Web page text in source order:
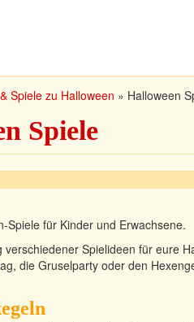
Spiele zu Halloween » Halloween
Spiele
Spiele für Kinder und Erwachsene.
verschiedener Spielideen für eure
die Gruselparty oder den